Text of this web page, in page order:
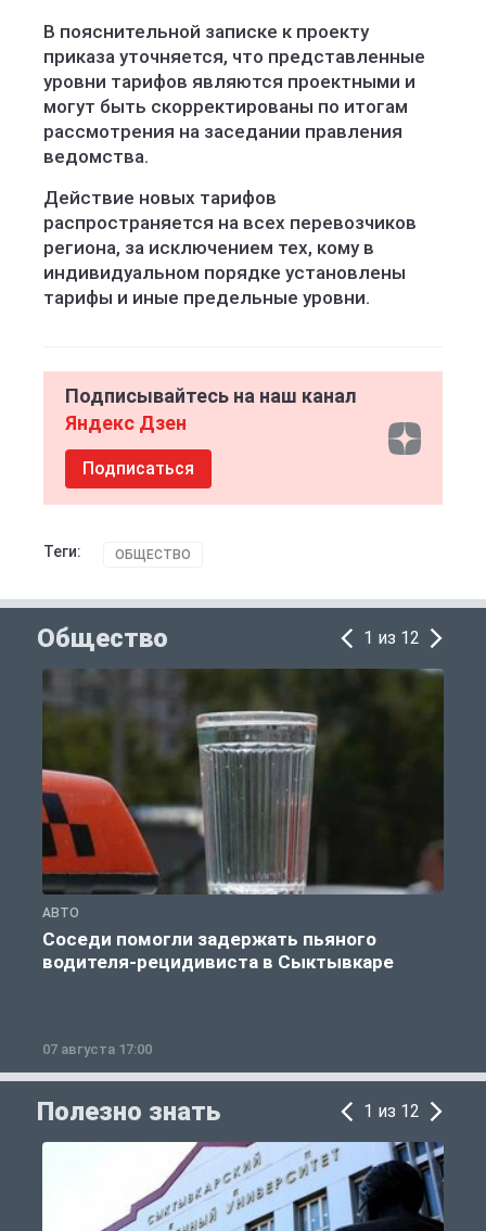
В пояснительной записке к проекту
приказа уточняется, что представленные
уровни тарифов являются проектными и
могут быть скорректированы по итогам
рассмотрения на заседании правления
ведомства.
Действие новых тарифов
распространяется на всех перевозчиков
региона, за исключением тех, кому в
индивидуальном порядке установлены
тарифы и иные предельные уровни.
Подписывайтесь на наш канал
Яндекс Дзен
Подписаться
Теги: ОБЩЕСТВО
Общество 1 из 12
АВТО
Соседи помогли задержать пьяного
водителя-рецидивиста в Сыктывкаре
07 августа 17:00
Полезно знать 1 из 12